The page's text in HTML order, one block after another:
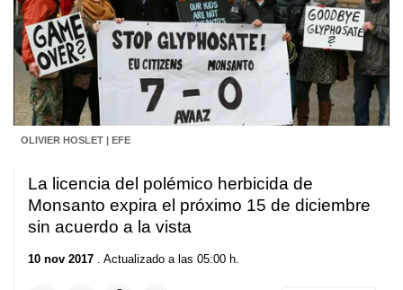
OLIVIER HOSLET | EFE
La licencia del polémico herbicida de
Monsanto expira el próximo 15 de diciembre
sin acuerdo a la vista
10 nov 2017 . Actualizado a las 05:00 h.